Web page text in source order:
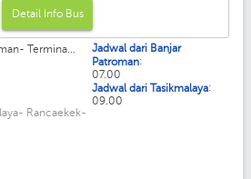
Detail Info Bus
Termina...
Rancaekek-
Jadwal dari Banjar
Patroman:
07.00
Jadwal dari Tasikmalaya:
09.00